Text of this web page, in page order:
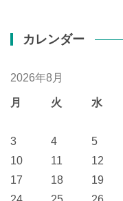
カレンダー
2026年8月
月 火 水
3
4 5
10
11 12
17
18 19